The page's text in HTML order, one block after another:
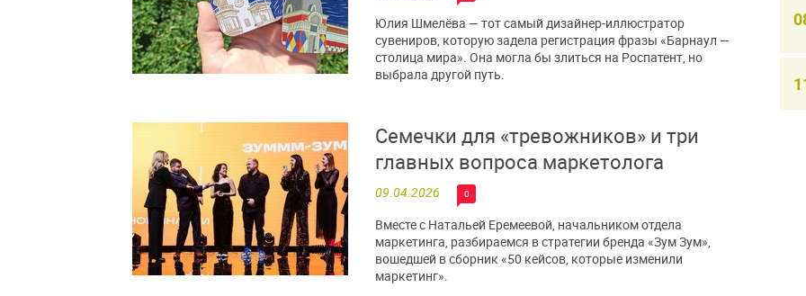
Юлия Шмелёва — тот самый дизайнер-иллюстратор
сувениров, которую задела регистрация фразы «Барнаул —
столица мира». Она могла бы злиться на Роспатент, но
выбрала другой путь.
Семечки для «тревожников» и три
главных вопроса маркетолога
09.04.2026 0
Вместе с Натальей Еремеевой, начальником отдела
маркетинга, разбираемся в стратегии бренда «Зум Зум»,
вошедшей в сборник «50 кейсов, которые изменили
маркетинг».